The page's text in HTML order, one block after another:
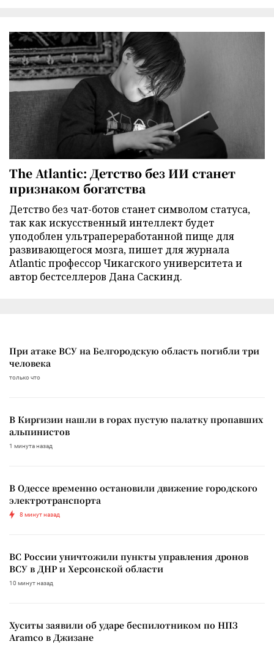
The Atlantic: Детство без ИИ станет
признаком богатства
Детство без чат-ботов станет символом статуса,
так как искусственный интеллект будет
уподоблен ультрапереработанной пище для
развивающегося мозга, пишет для журнала
Atlantic профессор Чикагского университета и
автор бестселлеров Дана Саскинд.
При атаке ВСУ на Белгородскую область погибли три
человека
только что
В Киргизии нашли в горах пустую палатку пропавших
альпинистов
1 минута назад
В Одессе временно остановили движение городского
электротранспорта
8 минут назад
ВС России уничтожили пункты управления дронов
ВСУ в ДНР и Херсонской области
10 минут назад
Хуситы заявили об ударе беспилотником по НПЗ
Aramco в Джизане